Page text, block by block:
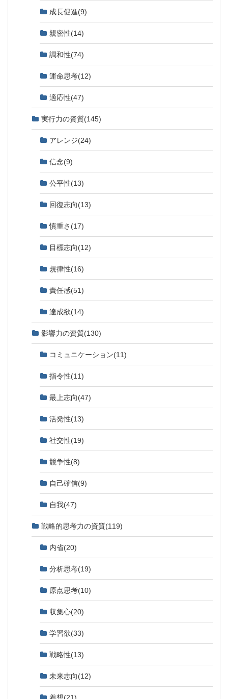
成長促進(9)
親密性(14)
調和性(74)
運命思考(12)
適応性(47)
実行力の資質(145)
アレンジ(24)
信念(9)
公平性(13)
回復志向(13)
慎重さ (17)
目標志向(12)
規律性(16)
責任感(51)
達成欲(14)
影響力の資質(130)
コミュニケーション(11)
指令性(11)
最上志向(47)
活発性(13)
社交性(19)
競争性(8)
自己確信(9)
自我(47)
戦略的思考力の資質(119)
内省(20)
分析思考(19)
原点思考(10)
収集心(20)
学習欲(33)
戦略性(13)
未来志向(12)
着想(21)